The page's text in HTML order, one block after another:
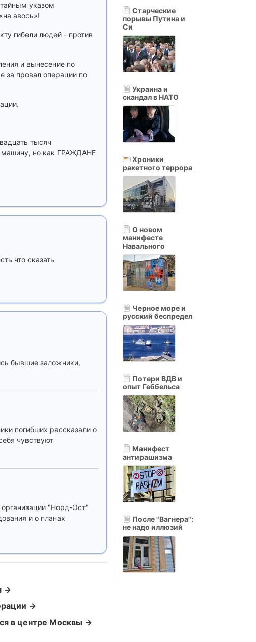
указом
авось»!
гибели людей - против
и вынесение по
за провал операции по
тысяч
машину, но как ГРАЖДАНЕ
что сказать
бывшие заложники,
погибших рассказали о
чувствуют
"Норд-Ост"
и о планах
→
→
в центре Москвы →
Старческие
порывы Путина и
Си
Украина и
скандал в НАТО
Хроники
ракетного террора
О новом
манифесте
Навального
Черное море и
русский беспредел
Потери ВДВ и
опыт Геббельса
Манифест
антирашизма
После "Вагнера":
не надо иллюзий